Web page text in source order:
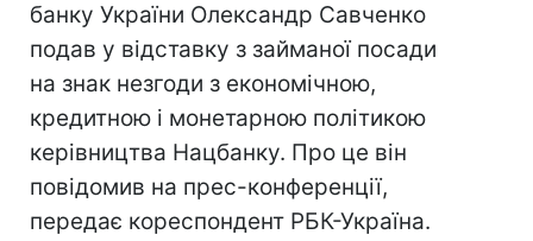
банку України Олександр Савченко
подав у відставку з займаної посади
на знак незгоди з економічною,
кредитною і монетарною політикою
керівництва Нацбанку. Про це він
повідомив на прес-конференції,
передає кореспондент РБК-Україна.